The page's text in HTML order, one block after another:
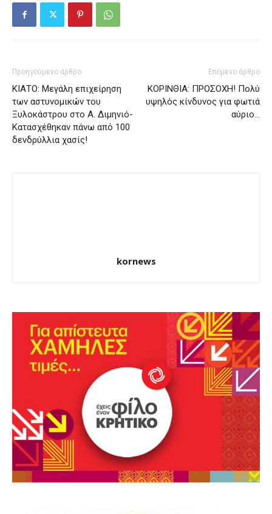
Προηγούμενο άρθρο
ΚΙΑΤΟ: Μεγάλη επιχείρηση
των αστυνομικών του
Ξυλοκάστρου στο Α. Διμηνιό-
Κατασχέθηκαν πάνω από 100
δενδρύλλια χασίς!
Επόμενο άρθρο
ΚΟΡΙΝΘΙΑ: ΠΡΟΣΟΧΗ! Πολύ
υψηλός κίνδυνος για φωτιά
αύριο…
kornews